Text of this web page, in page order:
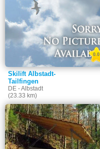
Skilift Albstadt-
Tailfingen
DE - Albstadt
(23.33 km)
0.0